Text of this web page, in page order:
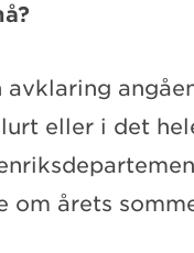
avklaring
eller i det
om årets